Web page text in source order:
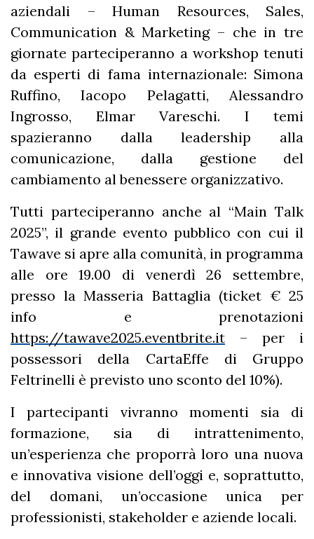
aziendali – Human Resources, Sales,
Communication & Marketing – che in tre
giornate parteciperanno a workshop tenuti
da esperti di fama internazionale: Simona
Ruffino, Iacopo Pelagatti, Alessandro
Ingrosso, Elmar Vareschi. I temi
spazieranno dalla leadership alla
comunicazione, dalla gestione del
cambiamento al benessere organizzativo.
Tutti parteciperanno anche al “Main Talk
2025”, il grande evento pubblico con cui il
Tawave si apre alla comunità, in programma
alle ore 19.00 di venerdì 26 settembre,
presso la Masseria Battaglia (ticket € 25
info e prenotazioni
https://tawave2025.eventbrite.it – per i
possessori della CartaEffe di Gruppo
Feltrinelli è previsto uno sconto del 10%).
I partecipanti vivranno momenti sia di
formazione, sia di intrattenimento,
un’esperienza che proporrà loro una nuova
e innovativa visione dell’oggi e, soprattutto,
del domani, un’occasione unica per
professionisti, stakeholder e aziende locali.